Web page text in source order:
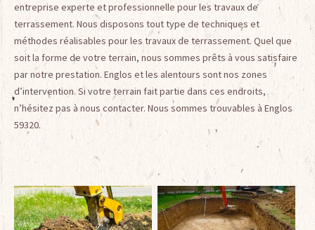
entreprise experte et professionnelle pour les travaux de
terrassement. Nous disposons tout type de techniques et
méthodes réalisables pour les travaux de terrassement. Quel que
soit la forme de votre terrain, nous sommes prêts à vous satisfaire
par notre prestation. Englos et les alentours sont nos zones
d’intervention. Si votre terrain fait partie dans ces endroits,
n’hésitez pas à nous contacter. Nous sommes trouvables à Englos
59320.